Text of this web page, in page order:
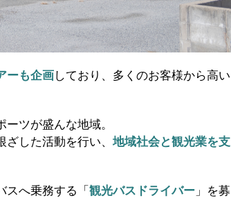
ーも企画しており、多くのお客様から高い
ツが盛んな地域。
した活動を行い、 地域社会と観光業を支
へ乗務する「 観光バスドライバー 」を募